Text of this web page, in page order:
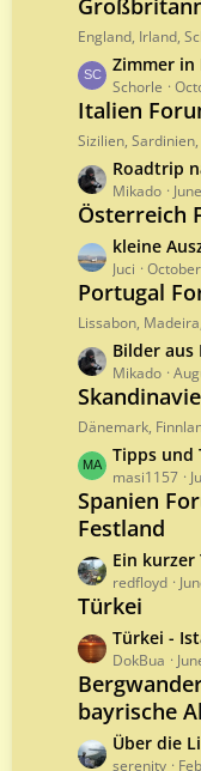
s
t
s
s
t
o
s
s
England, Irland,
L
a
s
t
o
s
s
Zimmer in
Schorle
Italien
Sizilien,
L
a
s
t
P
o
s
t
s
Roadtrip
Mikado
Österreich
L
a
s
t
o
s
s
kleine
Juci
Portugal
Lissabon,
L
a
s
t
o
s
t
s
Bilder aus
Mikado
Dänemark,
L
a
s
t
o
s
t
s
Tipps und
masi1157
Spanien
Festland
L
a
s
t
P
o
s
t
s
Ein kurzer
redfloyd
Türkei
L
a
s
t
o
Türkei -
DokBua
bayrische
L
Über die
serenity